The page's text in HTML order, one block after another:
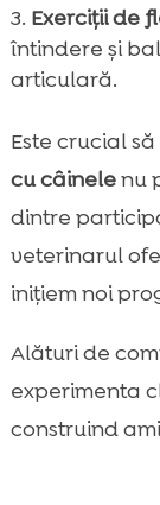
Exerciții de
întindere și
articulară.
Este crucial
cu câinelenu
dintre
veterinarul
inițiem noi
Alături de
experimenta
construind